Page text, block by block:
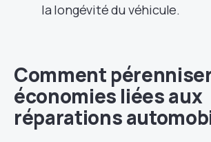
la longévité du véhicule.
Comment
économies liées aux
réparations